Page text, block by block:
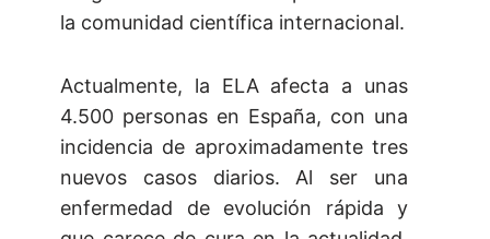
la comunidad científica internacional.
Actualmente, la ELA afecta a unas
4.500 personas en España, con una
incidencia de aproximadamente tres
nuevos casos diarios. Al ser una
enfermedad de evolución rápida y